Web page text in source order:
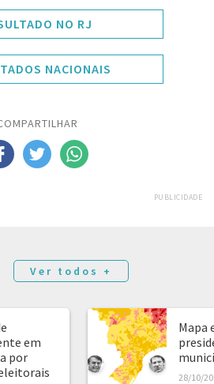
NO RJ
NACIONAIS
PUBLICIDADE
Ver todos +
em
por
Mapa
28/10/